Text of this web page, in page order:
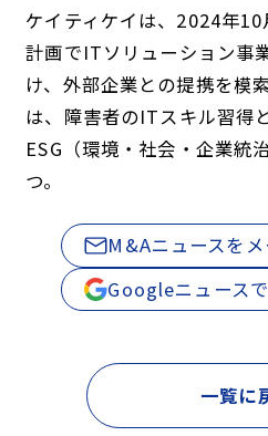
ケイティケイは、2024年
計画でITソリューション事
け、外部企業との提携を模
は、障害者のITスキル習得
ESG（環境・社会・企業統
つ。
M&Aニュースを
Googleニュース
一覧に